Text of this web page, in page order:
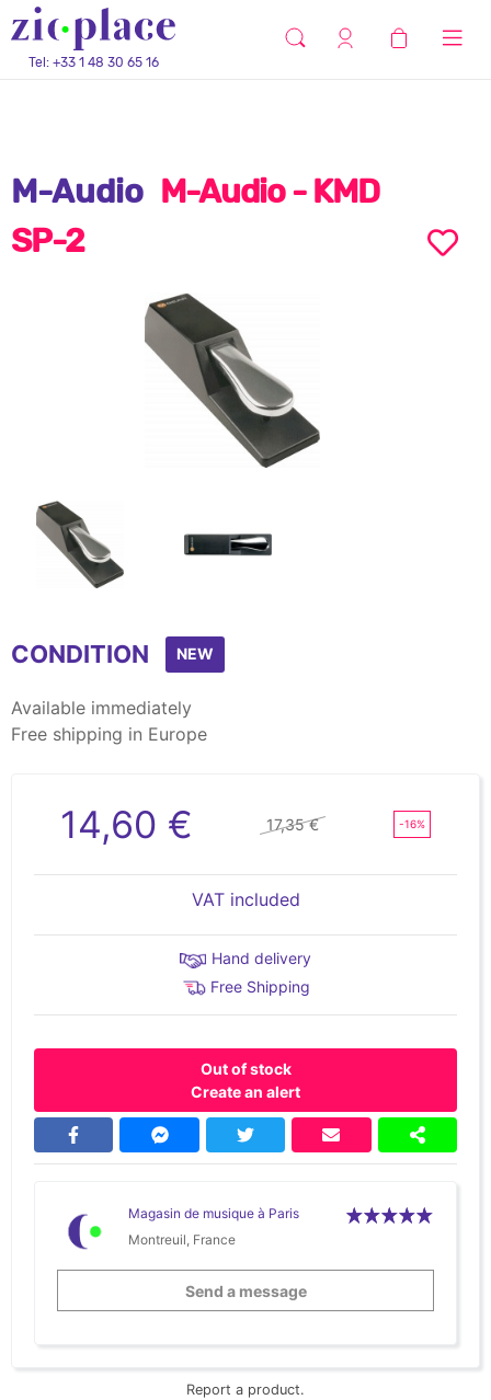
Tel: +33 1 48 30 65 16
M-Audio M-Audio - KMD
SP-2
of
CONDITION NEW
Available immediately
Free shipping in Europe
14,60 € 17,35 € -16%
VAT included
Hand delivery
Free Shipping
Out of stock
Create an alert
Magasin de musique à Paris
Montreuil, France
Send a message
Report a product.